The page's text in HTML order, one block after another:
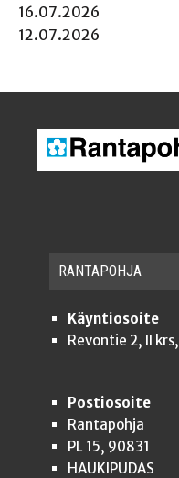
16.07.2026
12.07.2026
RAN­TA­POH­JA
Käyntiosoite
Revontie 2, II
Postiosoite
Rantapohja
PL 15, 90831
HAUKIPUDAS